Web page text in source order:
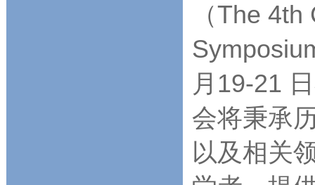
（The
月19-21
会将秉承
以及相关